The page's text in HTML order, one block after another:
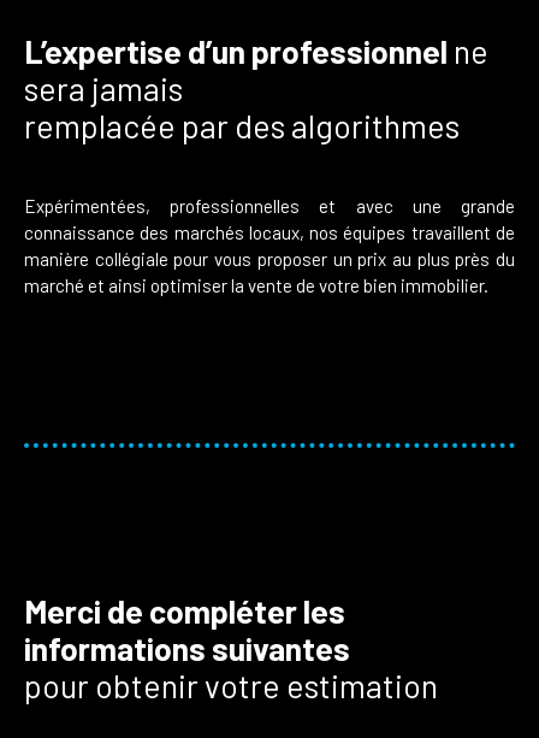
L’expertise d’un professionnel ne
sera jamais
remplacée par des algorithmes
Expérimentées, professionnelles et avec une grande
connaissance des marchés locaux, nos équipes travaillent de
manière collégiale pour vous proposer un prix au plus près du
marché et ainsi optimiser la vente de votre bien immobilier.
Merci de compléter les
informations suivantes
pour obtenir votre estimation